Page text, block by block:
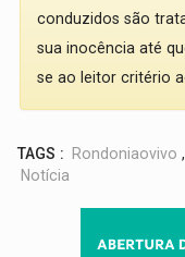
conduzidos são
sua inocência até
se ao leitor critério
TAGS : Rondoniaovivo ,
Notícia